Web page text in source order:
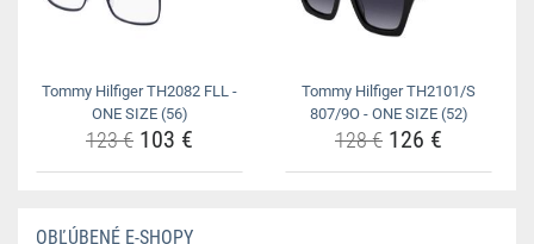
Tommy Hilfiger TH2082 FLL -
ONE SIZE (56)
123 € 103 €
Tommy Hilfiger TH2101/S
807/9O - ONE SIZE (52)
128 € 126 €
OBĽÚBENÉ E-SHOPY